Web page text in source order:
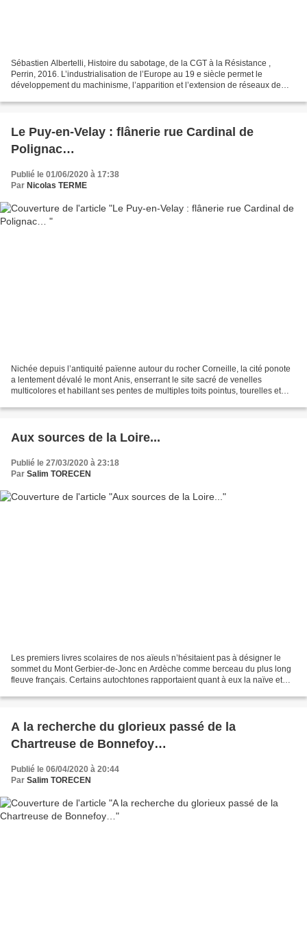
Sébastien Albertelli, Histoire du sabotage, de la CGT à la Résistance ,
Perrin, 2016. L’industrialisation de l’Europe au 19 e siècle permet le
développement du machinisme, l’apparition et l’extension de réseaux de
Le Puy-en-Velay : flânerie rue Cardinal de
Polignac…
Publié le 01/06/2020 à 17:38
Par Nicolas TERME
Nichée depuis l’antiquité païenne autour du rocher Corneille, la cité ponote
a lentement dévalé le mont Anis, enserrant le site sacré de venelles
multicolores et habillant ses pentes de multiples toits pointus, tourelles et
Aux sources de la Loire...
Publié le 27/03/2020 à 23:18
Par Salim TORECEN
Les premiers livres scolaires de nos aïeuls n’hésitaient pas à désigner le
sommet du Mont Gerbier-de-Jonc en Ardèche comme berceau du plus long
fleuve français. Certains autochtones rapportaient quant à eux la naïve et
A la recherche du glorieux passé de la
Chartreuse de Bonnefoy…
Publié le 06/04/2020 à 20:44
Par Salim TORECEN